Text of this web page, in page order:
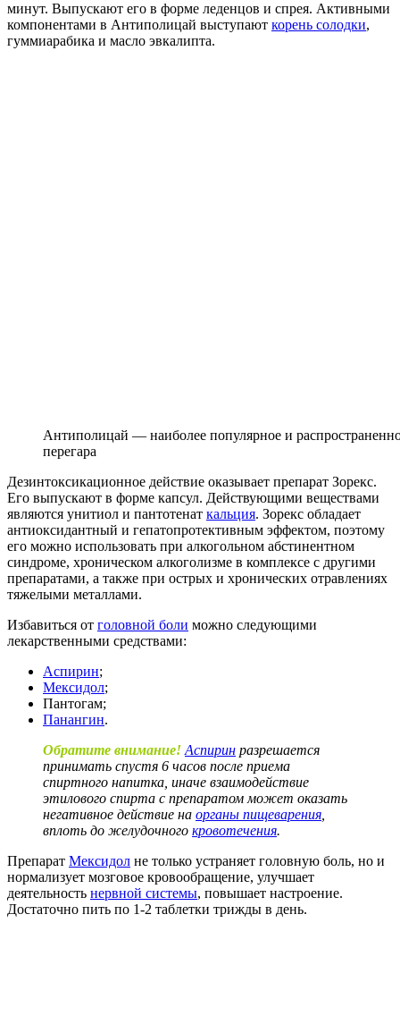
минут. Выпускают его в форме леденцов и спрея. Активными
компонентами в Антиполицай выступают корень солодки,
гуммиарабика и масло эвкалипта.
Антиполицай — наиболее популярное и
перегара
Дезинтоксикационное действие оказывает препарат Зорекс.
Его выпускают в форме капсул. Действующими веществами
являются унитиол и пантотенат кальция. Зорекс обладает
антиоксидантный и гепатопротективным эффектом, поэтому
его можно использовать при алкогольном абстинентном
синдроме, хроническом алкоголизме в комплексе с другими
препаратами, а также при острых и хронических отравлениях
тяжелыми металлами.
Избавиться от головной боли можно следующими
лекарственными средствами:
Аспирин;
Мексидол;
Пантогам;
Панангин.
Обратите внимание! Аспирин разрешается
принимать спустя 6 часов после приема
спиртного напитка, иначе взаимодействие
этилового спирта с препаратом может оказать
негативное действие на органы пищеварения
вплоть до желудочного кровотечения.
Препарат Мексидол не только устраняет головную боль, но и
нормализует мозговое кровообращение, улучшает
деятельность нервной системы, повышает настроение.
Достаточно пить по 1-2 таблетки трижды в день.